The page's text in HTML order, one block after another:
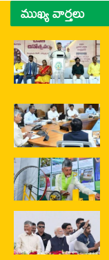
ముఖ్య వార్తలు